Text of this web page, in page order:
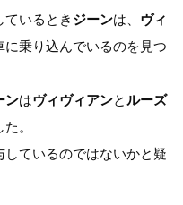
いるとき ジーンは、 ヴィ
乗り込んでいるのを見つ
ンはヴィヴィアンと ルーズ
。
しているのではないかと疑